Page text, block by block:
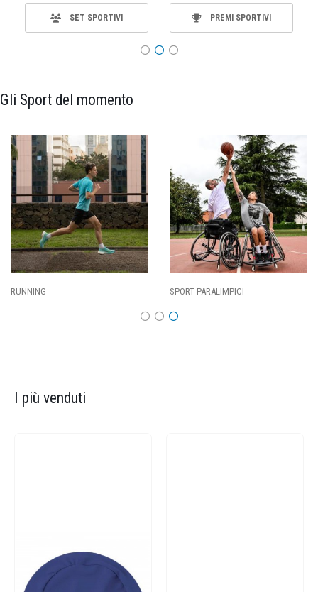
SET SPORTIVI PREMI SPORTIVI
Gli Sport del momento
SPORT PARALIMPICI CALCIO
I più venduti